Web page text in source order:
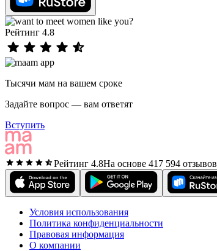
Рейтинг 4.8
Тысячи мам на вашем сроке
Задайте вопрос — вам ответят
Вступить
Рейтинг 4.8На основе 417 594 отзывов
Условия использования
Политика конфиденциальности
Правовая информация
О компании